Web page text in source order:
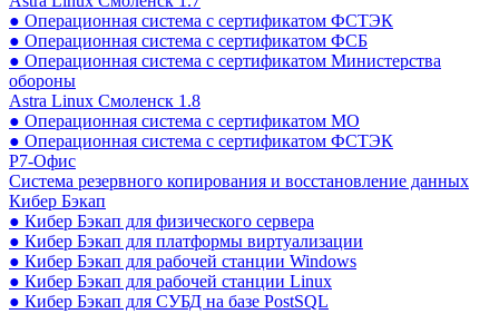
● Операционная система с сертификатом ФСТЭК
● Операционная система с сертификатом ФСБ
● Операционная система с сертификатом Министерства
обороны
Astra Linux Смоленск 1.8
● Операционная система с сертификатом МО
● Операционная система с сертификатом ФСТЭК
Р7-Офис
Система резервного копирования и восстановление данных
Кибер Бэкап
● Кибер Бэкап для физического сервера
● Кибер Бэкап для платформы виртуализации
● Кибер Бэкап для рабочей станции Windows
● Кибер Бэкап для рабочей станции Linux
● Кибер Бэкап для СУБД на базе PostSQL